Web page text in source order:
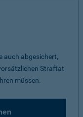
auch abgesichert,
Straftat
müssen.